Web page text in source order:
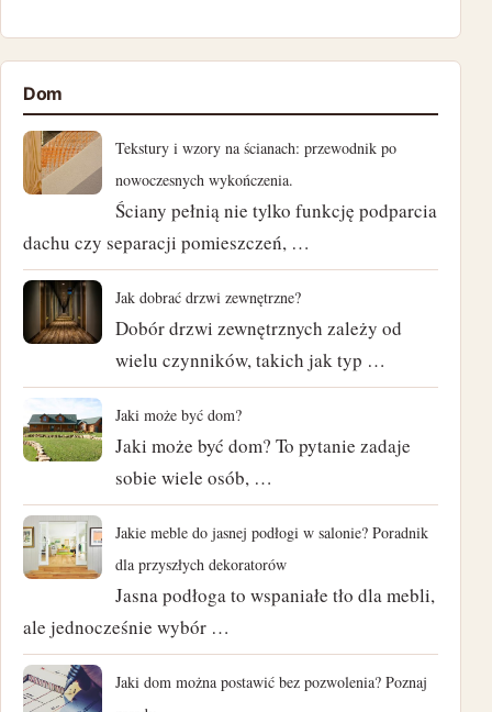
listopad 2024
październik 2024
wrzesień 2024
lipiec 2024
czerwiec 2024
kwiecień 2024
luty 2024
listopad 2023
październik 2023
Dom
Tekstury i wzory na ścianach: przewodnik po
nowoczesnych wykończenia.
Ściany pełnią nie tylko funkcję podparcia
dachu czy separacji pomieszczeń, …
Jak dobrać drzwi zewnętrzne?
Dobór drzwi zewnętrznych zależy od
wielu czynników, takich jak typ …
Jaki może być dom?
Jaki może być dom? To pytanie zadaje
sobie wiele osób, …
Jakie meble do jasnej podłogi w salonie? Poradnik
dla przyszłych dekoratorów
Jasna podłoga to wspaniałe tło dla mebli,
ale jednocześnie wybór …
Jaki dom można postawić bez pozwolenia? Poznaj